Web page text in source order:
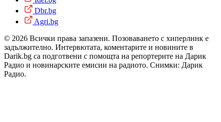
Dbr.bg
Agri.bg
© 2026 Всички права запазени. Позоваването с хиперлинк е
задължително. Интервютата, коментарите и новините в
Darik.bg са подготвени с помощта на репортерите на Дарик
Радио и новинарските емисии на радиото. Снимки: Дарик
Радио.